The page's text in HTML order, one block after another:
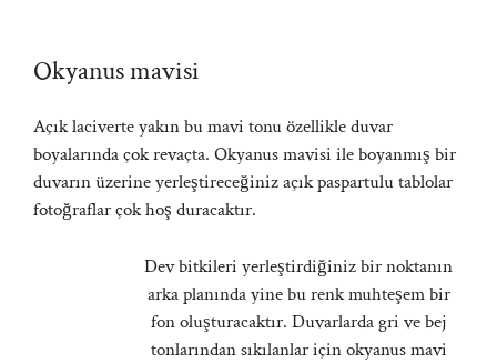
Okyanus mavisi
Açık laciverte yakın bu mavi tonu özellikle duvar
boyalarında çok revaçta. Okyanus mavisi ile boyanmış bir
duvarın üzerine yerleştireceğiniz açık paspartulu tablolar
fotoğraflar çok hoş duracaktır.
Dev bitkileri yerleştirdiğiniz bir noktanın
arka planında yine bu renk muhteşem bir
fon oluşturacaktır. Duvarlarda gri ve bej
tonlarından sıkılanlar için okyanus mavi